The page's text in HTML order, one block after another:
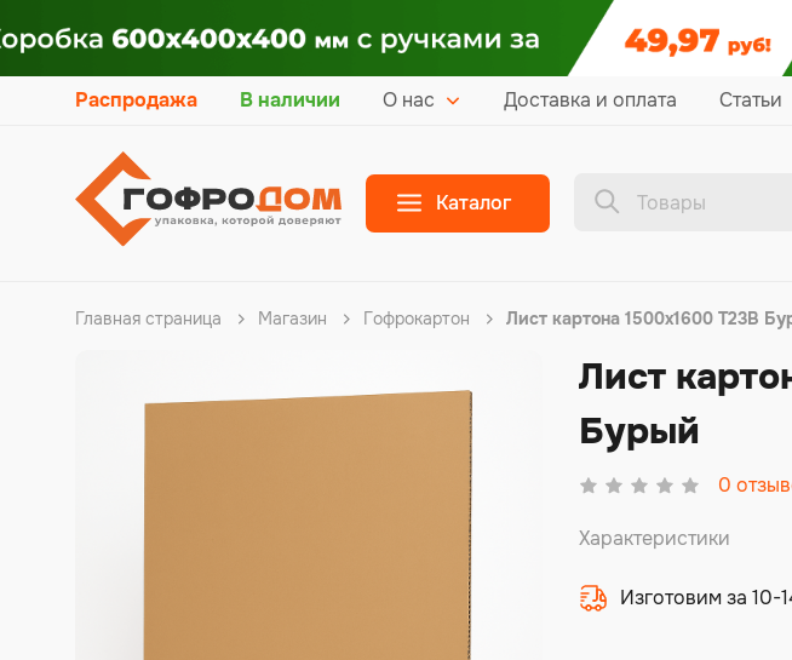
Распродажа В наличии О нас Доставка и оплата Статьи
Каталог
Главная страница Магазин Гофрокартон Лист картона 1500х1600 Т23В
Лист
Бурый
0
Характеристики
Изготовим за 10-